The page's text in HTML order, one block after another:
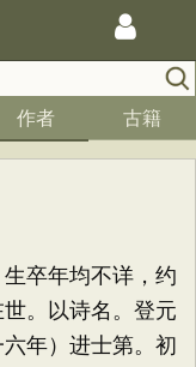
作者 古籍
卒年均不详，约
。以诗名。登元
年）进士第。初